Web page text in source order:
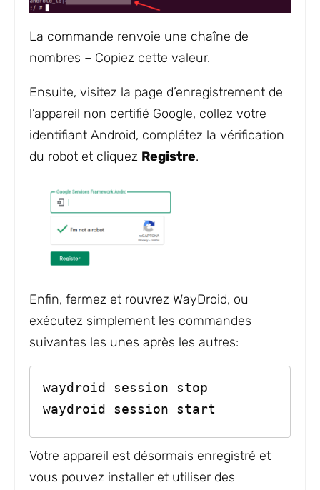
La commande renvoie une chaîne de
nombres – Copiez cette valeur.
Ensuite, visitez la page d’enregistrement de
l’appareil non certifié Google, collez votre
identifiant Android, complétez la vérification
du robot et cliquez Registre.
Enfin, fermez et rouvrez WayDroid, ou
exécutez simplement les commandes
suivantes les unes après les autres:
waydroid session stop
waydroid session start
Votre appareil est désormais enregistré et
vous pouvez installer et utiliser des